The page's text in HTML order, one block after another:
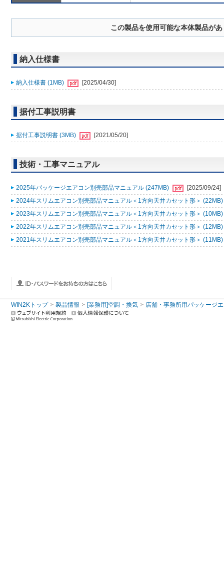
この製品を使用可能な本体製品が
納入仕様書
納入仕様書 (1MB) [2025/04/30]
据付工事説明書
据付工事説明書 (3MB) [2021/05/20]
技術・工事マニュアル
2025年パッケージエアコン別売部品マニュアル (247MB)
[2025/09/24]
2024年スリムエアコン別売部品マニュアル＜1方向天井カセット形＞ (22MB)
2023年スリムエアコン別売部品マニュアル＜1方向天井カセット形＞ (10MB)
2022年スリムエアコン別売部品マニュアル＜1方向天井カセット形＞ (12MB)
2021年スリムエアコン別売部品マニュアル＜1方向天井カセット形＞ (11MB)
WIN2Kトップ 製品情報 [業務用]空調・換気 店舗・事務所用パッケージ